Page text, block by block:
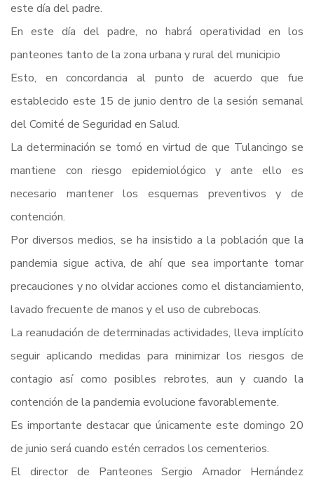
este día del padre.
En este día del padre, no habrá operatividad en los
panteones tanto de la zona urbana y rural del municipio
Esto, en concordancia al punto de acuerdo que fue
establecido este 15 de junio dentro de la sesión semanal
del Comité de Seguridad en Salud.
La determinación se tomó en virtud de que Tulancingo se
mantiene con riesgo epidemiológico y ante ello es
necesario mantener los esquemas preventivos y de
contención.
Por diversos medios, se ha insistido a la población que la
pandemia sigue activa, de ahí que sea importante tomar
precauciones y no olvidar acciones como el distanciamiento,
lavado frecuente de manos y el uso de cubrebocas.
La reanudación de determinadas actividades, lleva implícito
seguir aplicando medidas para minimizar los riesgos de
contagio así como posibles rebrotes, aun y cuando la
contención de la pandemia evolucione favorablemente.
Es importante destacar que únicamente este domingo 20
de junio será cuando estén cerrados los cementerios.
El director de Panteones Sergio Amador Hernández